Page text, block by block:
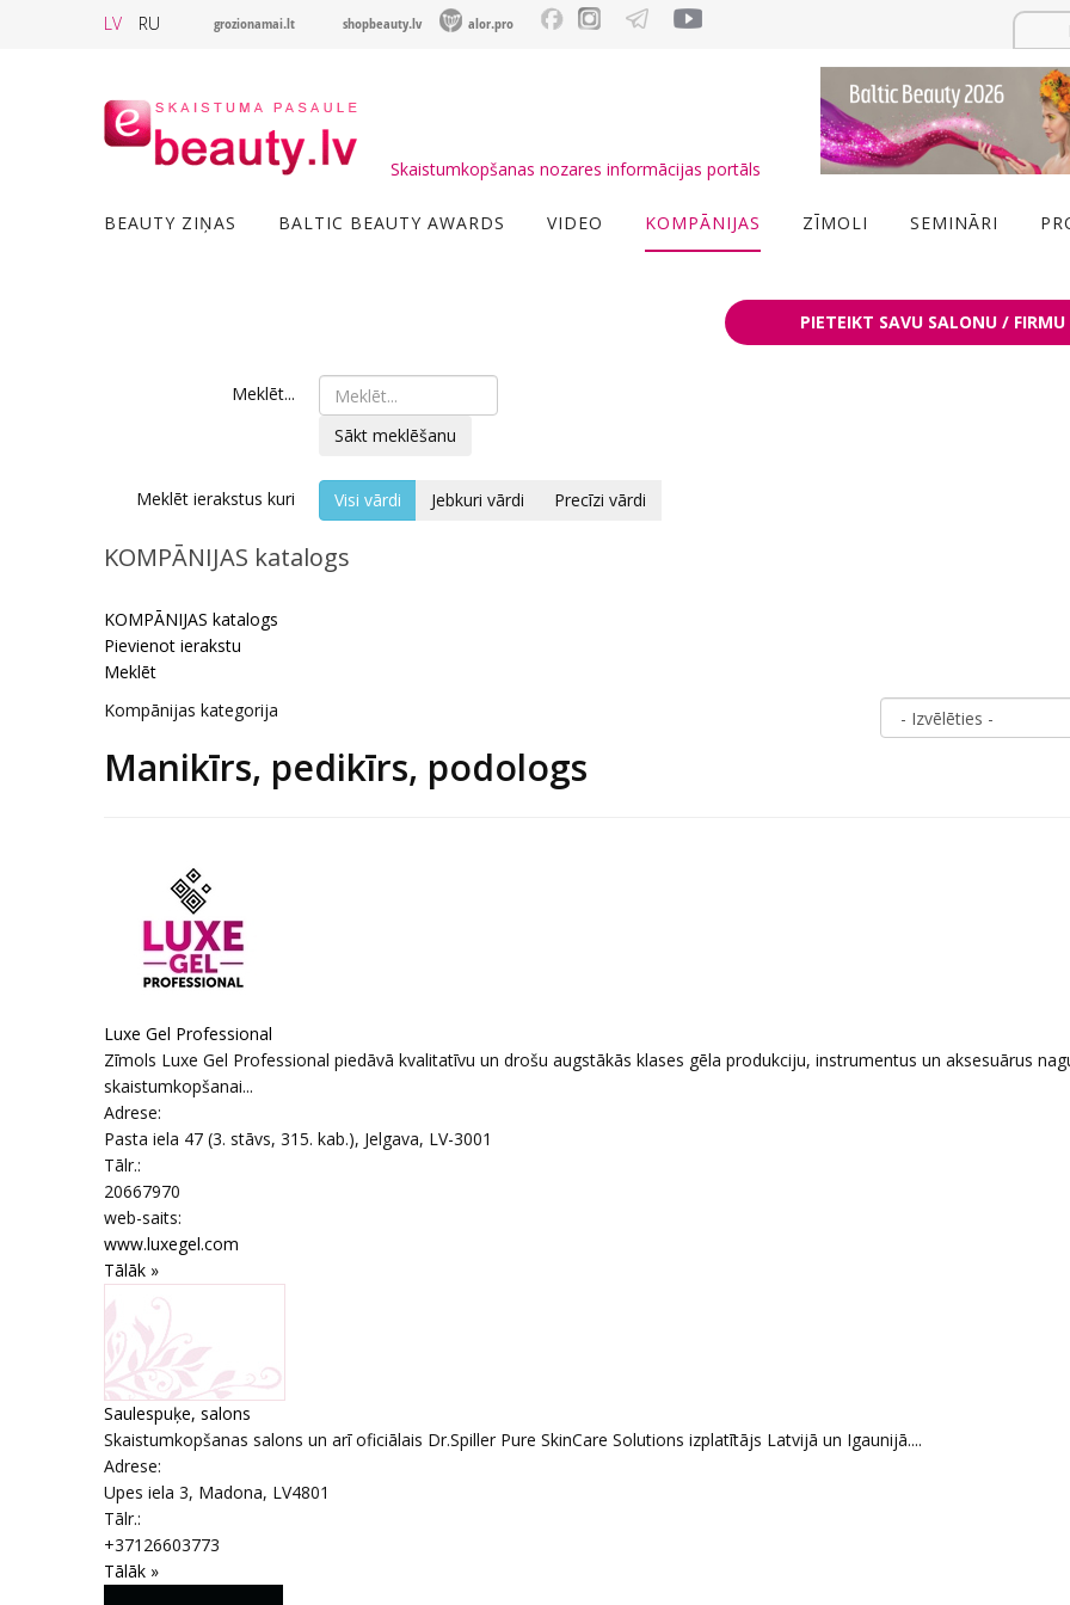
LV RU grozionamai.lt shopbeauty.lv alor.pro
Skaistumkopšanas nozares informācijas portāls
BEAUTY ZIŅAS BALTIC BEAUTY AWARDS VIDEO KOMPĀNIJAS ZĪMOLI SEMINĀRI
PIETEIKT SAVU SALONU / FIRMU
Meklēt...
Sākt meklēšanu
Meklēt ierakstus kuri Visi vārdi Jebkuri vārdi Precīzi vārdi
KOMPĀNIJAS katalogs
KOMPĀNIJAS katalogs
Pievienot ierakstu
Meklēt
Kompānijas kategorija
Manikīrs, pedikīrs, podologs
Luxe Gel Professional
Zīmols Luxe Gel Professional piedāvā kvalitatīvu un drošu augstākās klases gēla produkciju, instrumentus un aksesuārus
skaistumkopšanai...
Adrese:
Pasta iela 47 (3. stāvs, 315. kab.), Jelgava, LV-3001
Tālr.:
20667970
web-saits:
www.luxegel.com
Tālāk »
Saulespuķe, salons
Skaistumkopšanas salons un arī oficiālais Dr.Spiller Pure SkinCare Solutions izplatītājs Latvijā un Igaunijā....
Adrese:
Upes iela 3, Madona, LV4801
Tālr.:
+37126603773
Tālāk »